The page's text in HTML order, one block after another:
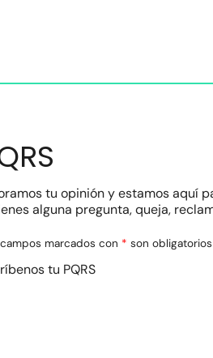
tu opinión y estamos aquí
alguna pregunta, queja,
marcados con * son obligatorios
tu PQRS